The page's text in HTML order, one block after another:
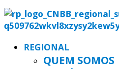
REGIONAL
QUEM SOMOS